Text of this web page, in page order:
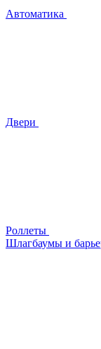
Автоматика
Двери
Роллеты
Шлагбаумы и